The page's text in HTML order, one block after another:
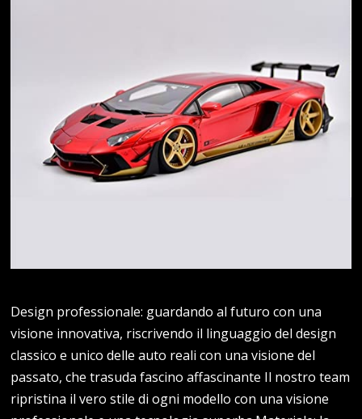
Design professionale: guardando al futuro con una
visione innovativa, riscrivendo il linguaggio del design
classico e unico delle auto reali con una visione del
passato, che trasuda fascino affascinante Il nostro team
ripristina il vero stile di ogni modello con una visione